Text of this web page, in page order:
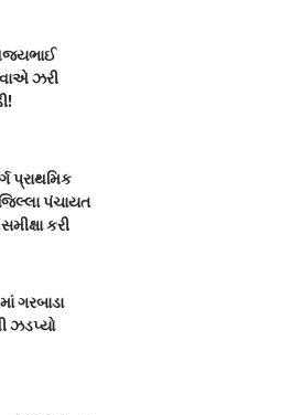
ઝરી
પ્રાથમિક
પંચાયત
કરી
ગરબાડા
ઝડપ્યો